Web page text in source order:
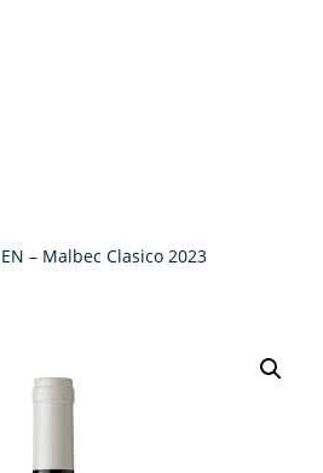
– Malbec Clasico 2023